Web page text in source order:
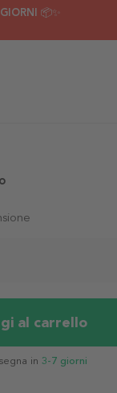
📦✨
al carrello
in 3-7 giorni